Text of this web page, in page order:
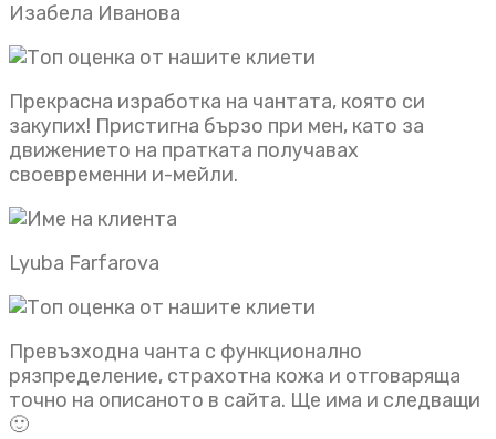
Изабела Иванова
Прекрасна изработка на чантата, която си
закупих! Пристигна бързо при мен, като за
движението на пратката получавах
своевременни и-мейли.
Lyuba Farfarova
Превъзходна чанта с функционално
рязпределение, страхотна кожа и отговаряща
точно на описаното в сайта. Ще има и следващи
🙂